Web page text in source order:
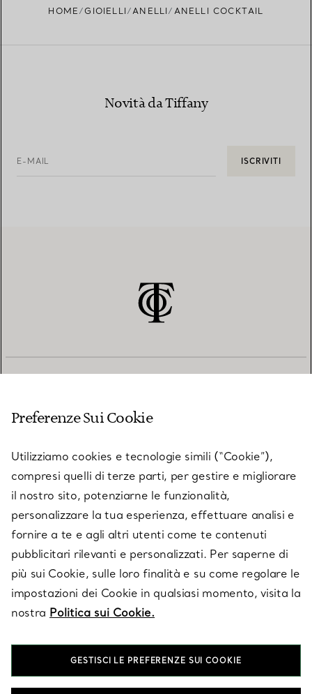
HOME GIOIELLI ANELLI ANELLI COCKTAIL
Novità da Tiffany
E-MAIL ISCRIVITI
SU TIFFANY & CO.
LEGALE
SEGUICI
Preferenze Sui Cookie
Utilizziamo cookies e tecnologie simili (“Cookie”),
compresi quelli di terze parti, per gestire e migliorare
il nostro sito, potenziarne le funzionalità,
personalizzare la tua esperienza, effettuare analisi e
fornire a te e agli altri utenti come te contenuti
pubblicitari rilevanti e personalizzati. Per saperne di
più sui Cookie, sulle loro finalità e su come regolare le
impostazioni dei Cookie in qualsiasi momento, visita la
nostra Politica sui Cookie.
GESTISCI LE PREFERENZE SUI COOKIE